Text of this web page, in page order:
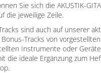
Sie sich die AKUSTIK-
die jeweilige Zeile.
sind auch auf unserer
Tracks von
Instrumente oder Geräte
die ideale Ergänzung zum